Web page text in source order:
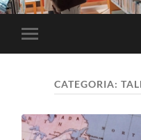
Toggle
mobile
CATEGORIA: